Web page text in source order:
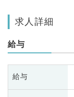
求人詳細
給与
給与